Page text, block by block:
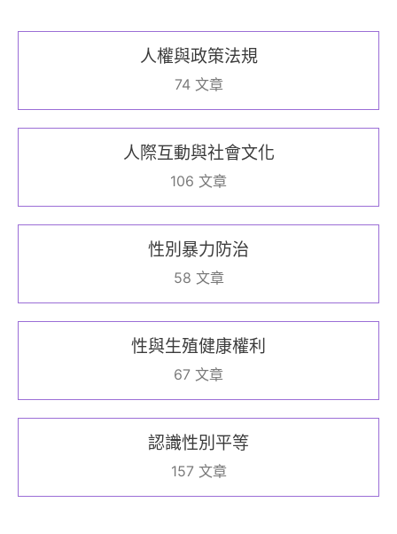
人權與政策法規
74 文章
人際互動與社會文化
106 文章
性別暴力防治
58 文章
性與生殖健康權利
67 文章
認識性別平等
157 文章